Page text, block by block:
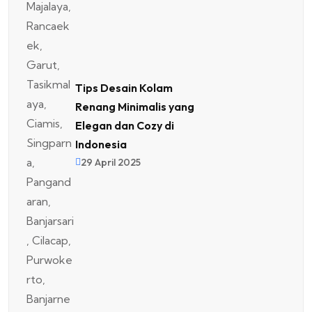
Tips Desain Kolam
Renang Minimalis yang
Elegan dan Cozy di
Indonesia
29 April 2025